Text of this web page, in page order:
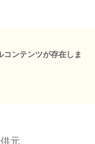
コンテンツが存在しま
元